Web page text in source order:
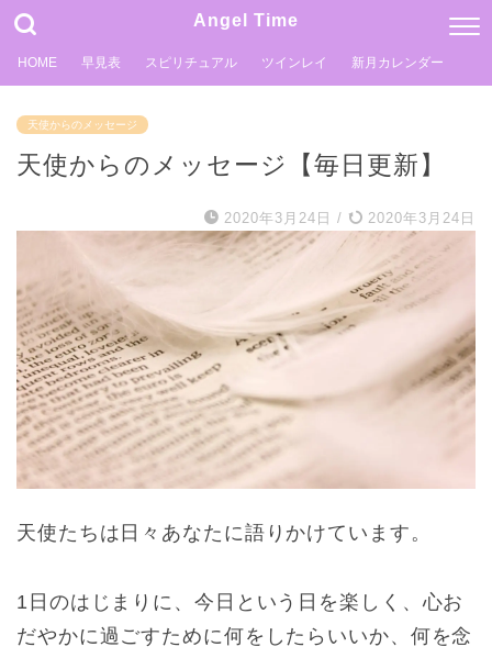
Angel Time
HOME 早見表 スピリチュアル ツインレイ 新月カレンダー
天使からのメッセージ
天使からのメッセージ【毎日更新】
2020年3月24日 / 2020年3月24日
天使たちは日々あなたに語りかけています。
1日のはじまりに、今日という日を楽しく、心お
だやかに過ごすために何をしたらいいか、何を念